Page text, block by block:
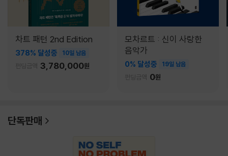
차트 패턴 2nd Edition
378% 달성중 10일 남음
펀딩금액 3,780,000원
모차르트 : 신이 사랑한
음악가
0% 달성중 19일 남음
펀딩금액 0원
단독판매